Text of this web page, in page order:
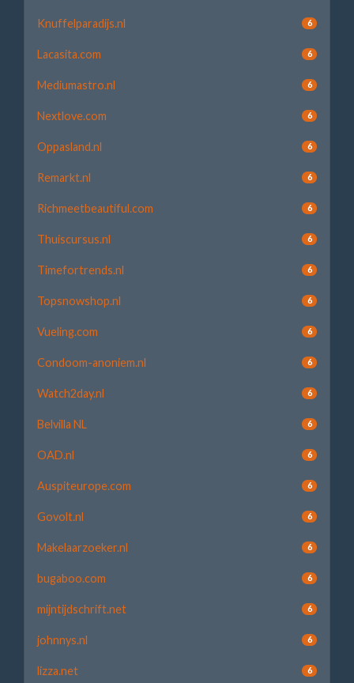
Knuffelparadijs.nl 6
Lacasita.com 6
Mediumastro.nl 6
Nextlove.com 6
Oppasland.nl 6
Remarkt.nl 6
Richmeetbeautiful.com 6
Thuiscursus.nl 6
Timefortrends.nl 6
Topsnowshop.nl 6
Vueling.com 6
Condoom-anoniem.nl 6
Watch2day.nl 6
Belvilla NL 6
OAD.nl 6
Auspiteurope.com 6
Govolt.nl 6
Makelaarzoeker.nl 6
bugaboo.com 6
mijntijdschrift.net 6
johnnys.nl 6
lizza.net 6